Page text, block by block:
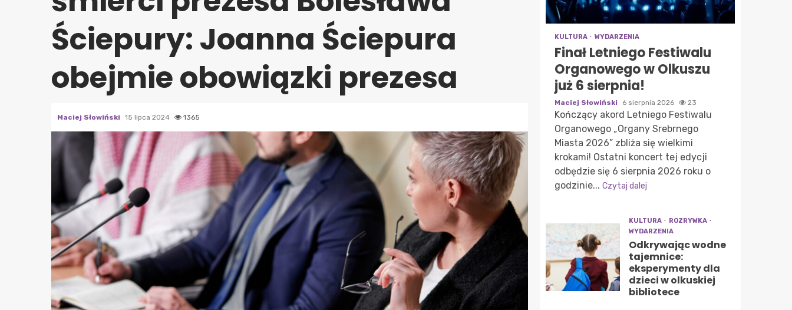
Ściepury: Joanna Ściepura
obejmie obowiązki prezesa
Maciej Słowiński 15 lipca 2024 1365
KULTURA WYDARZENIA
Finał Letniego Festiwalu
Organowego w Olkuszu
już 6 sierpnia!
Maciej Słowiński 6 sierpnia 2026 23
Kończący akord Letniego Festiwalu
Organowego „Organy Srebrnego
Miasta 2026” zbliża się wielkimi
krokami! Ostatni koncert tej edycji
odbędzie się 6 sierpnia 2026 roku o
godzinie... Czytaj dalej
KULTURA
ROZRYWKA
WYDARZENIA
Odkrywając wodne
tajemnice:
eksperymenty dla
dzieci w olkuskiej
bibliotece